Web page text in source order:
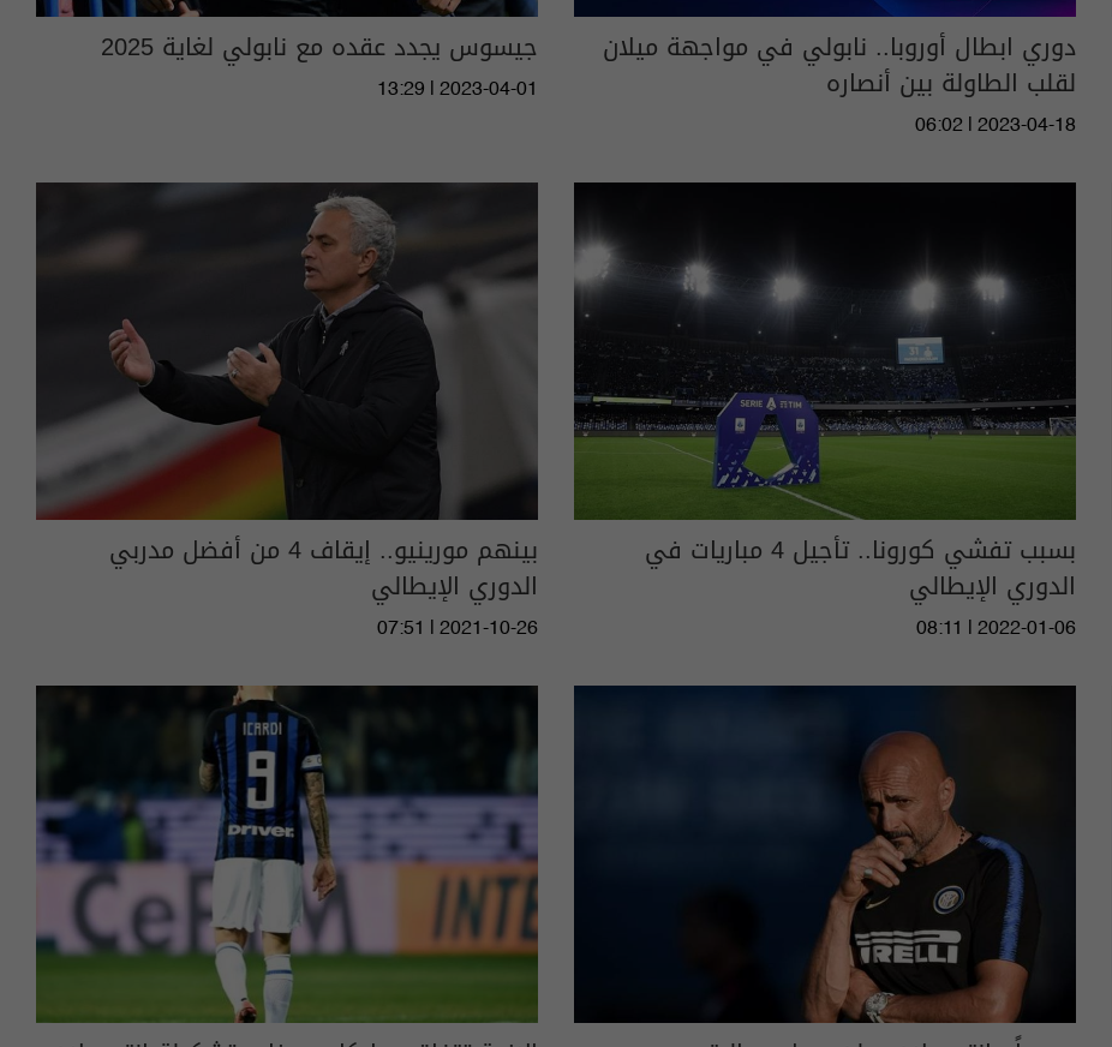
دوري ابطال أوروبا.. نابولي في مواجهة ميلان
لقلب الطاولة بين أنصاره
06:02 | 2023-04-18
جيسوس يجدد عقده مع نابولي لغاية 2025
13:29 | 2023-04-01
بسبب تفشي كورونا.. تأجيل 4 مباريات في
الدوري الإيطالي
08:11 | 2022-01-06
بينهم مورينيو.. إيقاف 4 من أفضل مدربي
الدوري الإيطالي
07:51 | 2021-10-26